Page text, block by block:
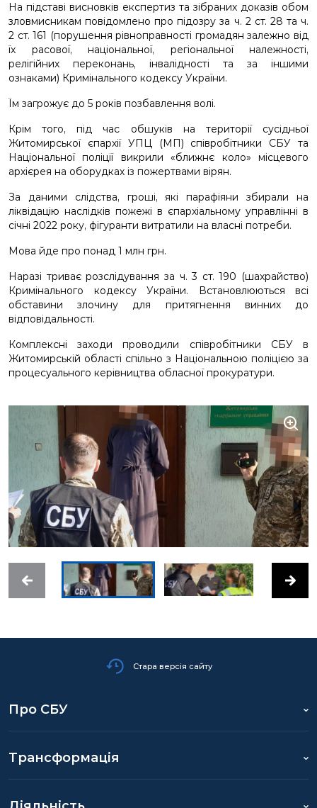
На підставі висновків експертиз та зібраних доказів обом
зловмисникам повідомлено про підозру за ч. 2 ст. 28 та ч.
2 ст. 161 (порушення рівноправності громадян залежно від
їх расової, національної, регіональної належності,
релігійних переконань, інвалідності та за іншими
ознаками) Кримінального кодексу України.
Їм загрожує до 5 років позбавлення волі.
Крім того, під час обшуків на території сусідньої
Житомирської єпархії УПЦ (МП) співробітники СБУ та
Національної поліції викрили «ближнє коло» місцевого
архієрея на оборудках із пожертвами вірян.
За даними слідства, гроші, які парафіяни збирали на
ліквідацію наслідків пожежі в єпархіальному управлінні в
січні 2022 року, фігуранти витратили на власні потреби.
Мова йде про понад 1 млн грн.
Наразі триває розслідування за ч. 3 ст. 190 (шахрайство)
Кримінального кодексу України. Встановлюються всі
обставини злочину для притягнення винних до
відповідальності.
Комплексні заходи проводили співробітники СБУ в
Житомирській області спільно з Національною поліцією за
процесуального керівництва обласної прокуратури.
Стара версія сайту
Про СБУ
Трансформація